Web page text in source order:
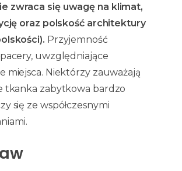
zwraca się uwagę na klimat,
oraz polskość architektury
Przyjemność
uwzględniające
miejsca. Niektórzy zauważają
tkanka zabytkowa bardzo
się ze współczesnymi